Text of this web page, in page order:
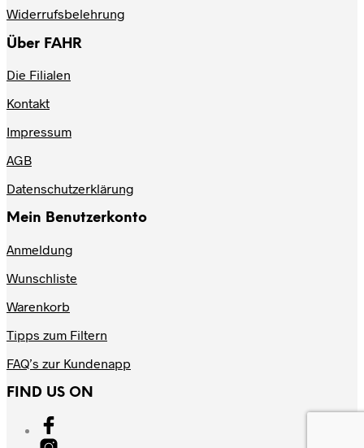
Widerrufsbelehrung
Über FAHR
Die Filialen
Kontakt
Impressum
AGB
Datenschutzerklärung
Mein Benutzerkonto
Anmeldung
Wunschliste
Warenkorb
Tipps zum Filtern
FAQ’s zur Kundenapp
FIND US ON